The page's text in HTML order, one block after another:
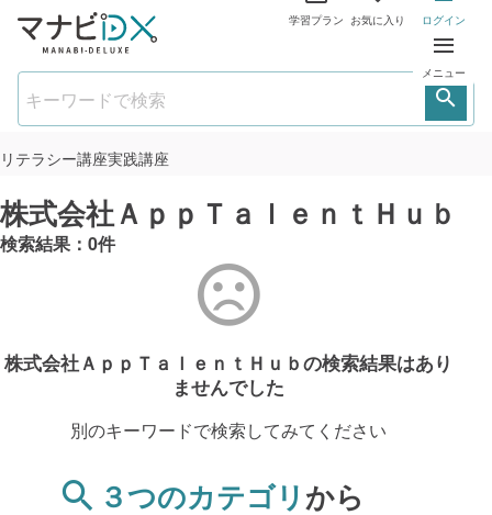
学習プラン お気に入り ログイン
メニュー
リテラシー講座実践講座
株式会社ＡｐｐＴａｌｅｎｔＨｕｂ
検索結果： 0件
株式会社ＡｐｐＴａｌｅｎｔＨｕｂの検索結果はあり
ませんでした
別のキーワードで検索してみてください
３つのカテゴリから